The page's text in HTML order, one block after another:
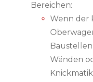
Bereichen:
Wenn der
Wänden